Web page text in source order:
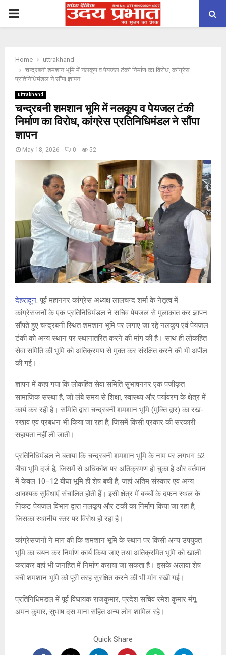
PRIMARY
Home
uttrakhand
चन्द्रबनी शमशान भूमि में नलकूप व पेयजल टंकी निर्माण का विरोध, कांग्रेस
प्रतिनिधिमंडल ने सौंपा ज्ञापन
uttrakhand
चन्द्रबनी शमशान भूमि में नलकूप व पेयजल टंकी
निर्माण का विरोध, कांग्रेस प्रतिनिधिमंडल ने सौंपा
ज्ञापन
May 18, 2026 0 52
देहरादून: पूर्व महानगर कांग्रेस अध्यक्ष लालचन्द शर्मा के नेतृत्व में
कांग्रेसजनों के एक प्रतिनिधिमंडल ने सचिव पेयजल से मुलाकात कर ज्ञापन
सौंपते हुए चन्द्रबनी स्थित शमशान भूमि पर लगाए जा रहे नलकूप एवं पेयजल
टंकी को अन्य स्थान पर स्थानांतरित करने की मांग की है। साथ ही लोकहित
सेवा समिति की भूमि को अतिक्रमण से मुक्त कर संरक्षित करने की भी अपील
की गई।
ज्ञापन में कहा गया कि लोकहित सेवा समिति सुभाषनगर एक पंजीकृत
सामाजिक संस्था है, जो लंबे समय से शिक्षा, स्वास्थ्य और पर्यावरण के क्षेत्र में
कार्य कर रही है। समिति द्वारा चन्द्रबनी शमशान भूमि (मुक्ति द्वार) का रख-
रखाव एवं प्रबंधन भी किया जा रहा है, जिसमें किसी प्रकार की सरकारी
सहायता नहीं ली जाती।
प्रतिनिधिमंडल ने बताया कि चन्द्रबनी शमशान भूमि के नाम पर लगभग 52
बीघा भूमि दर्ज है, जिसमें से अधिकांश पर अतिक्रमण हो चुका है और वर्तमान
में केवल 10–12 बीघा भूमि ही शेष बची है, जहां अंतिम संस्कार एवं अन्य
आवश्यक सुविधाएं संचालित होती हैं। इसी क्षेत्र में बच्चों के दफन स्थल के
निकट पेयजल विभाग द्वारा नलकूप और टंकी का निर्माण किया जा रहा है,
जिसका स्थानीय स्तर पर विरोध हो रहा है।
कांग्रेसजनों ने मांग की कि शमशान भूमि के स्थान पर किसी अन्य उपयुक्त
भूमि का चयन कर निर्माण कार्य किया जाए तथा अतिक्रमित भूमि को खाली
कराकर वहां भी जनहित में निर्माण कराया जा सकता है। इसके अलावा शेष
बची शमशान भूमि को पूरी तरह सुरक्षित करने की भी मांग रखी गई।
प्रतिनिधिमंडल में पूर्व विधायक राजकुमार, प्रदेश सचिव रमेश कुमार मंगू,
अमन कुमार, सुभाष दस माना सहित अन्य लोग शामिल रहे।
Quick Share